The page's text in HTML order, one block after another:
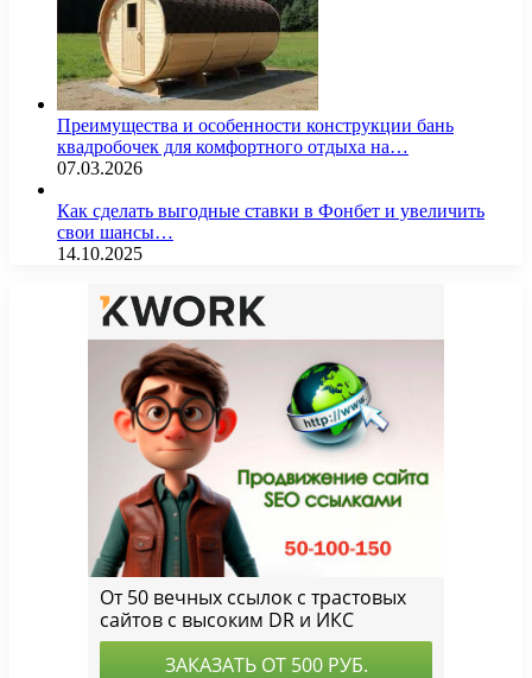
Преимущества и особенности конструкции бань
квадробочек для комфортного отдыха на…
07.03.2026
Как сделать выгодные ставки в Фонбет и увеличить
свои шансы…
14.10.2025